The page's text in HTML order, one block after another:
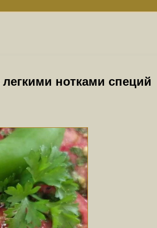
нотками специй